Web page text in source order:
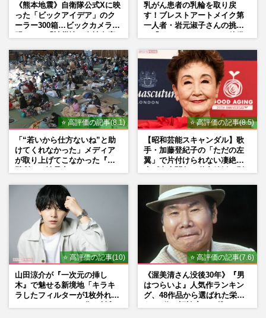
《熊本地震》自衛隊公式Xに映
った「ビックアイデア」のク
ーラー300箱…ビックカメラが
乳がん患者の乳輪を取り戻
す！ブレストアートメイク第
一人者・岩元淑子さんの挑戦
⭐ 高評価の記事(8.1)
「“若いから仕方ないね”と助
けてくれなかった」メディア
が取り上げてこなかった『避
⭐ 高評価の記事(8.5)
【昭和芸能スキャンダル】歌
手・加藤登紀子の「ただの左
翼」で片付けられない凄絶半
⭐ 高評価の記事(10)
山田涼介が『一次元の挿し
木』で魅せる新境地「キラキ
ラしたフィルターが1枚外れて
⭐ 高評価の記事(7.6)
《渥美清さん没後30年》『男
はつらいよ』人気作ランキン
グ、48作品から選ばれた栄え